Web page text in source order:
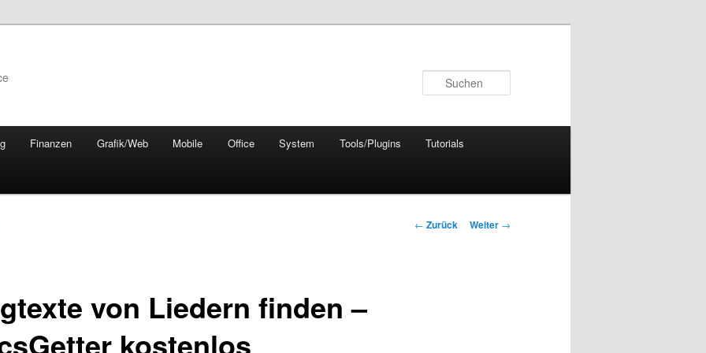
Finanzen Grafik/Web Mobile Office System Tools/Plugins Tutorials
Beitrags-
← Zurück Weiter →
von Liedern finden –
kostenlos